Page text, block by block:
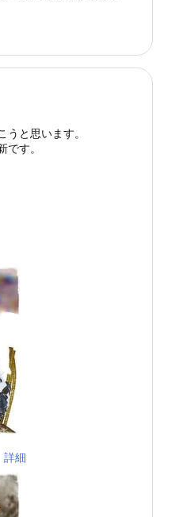
と思います。
す。
詳細